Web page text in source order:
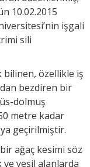
10.02.2015
işgali
sili
bilinen, özellikle iş
bezdiren bir
dolmuş
metre kadar
geçirilmiştir.
ağaç kesimi söz
yeşil alanlarda